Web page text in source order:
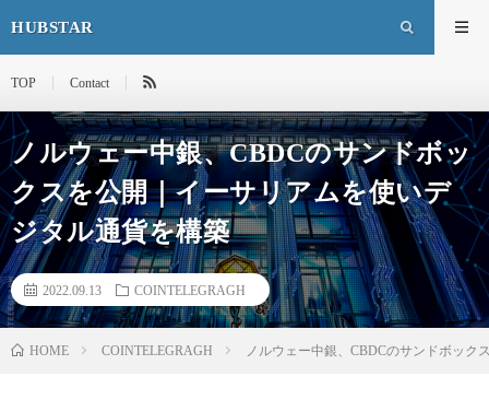
HUBSTAR
TOP Contact
ノルウェー中銀、CBDCのサンドボッ
クスを公開｜イーサリアムを使いデ
ジタル通貨を構築
2022.09.13 COINTELEGRAGH
HOME COINTELEGRAGH ノルウェー中銀、CBDCのサンドボック